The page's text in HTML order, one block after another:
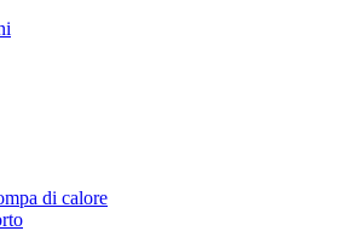
di calore